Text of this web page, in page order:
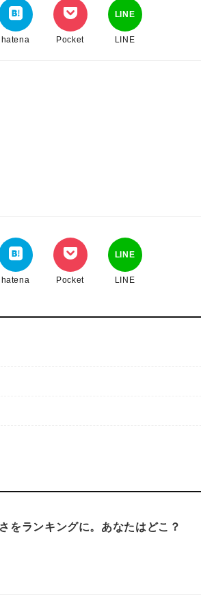
hatena Pocket
LINE
LINE
hatena Pocket
LINE
LINE
をランキングに。あなたはどこ？